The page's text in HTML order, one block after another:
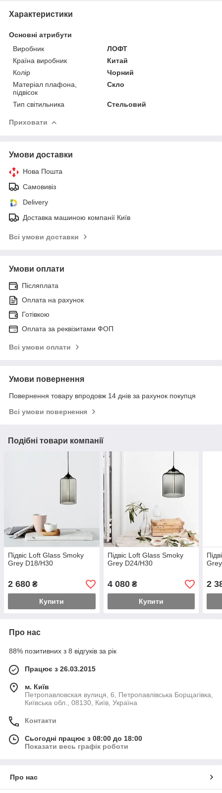
Характеристики
Основні атрибути
Виробник
ЛОФТ
Країна виробник
Китай
Колір
Чорний
Матеріал плафона,
підвісок
Скло
Тип світильника Стельовий
Приховати
Умови доставки
Нова Пошта
Самовивіз
Delivery
Доставка машиною компанії Київ
Всі умови доставки
Умови оплати
Післяплата
Оплата на рахунок
Готівкою
Оплата за реквізитами ФОП
Всі умови оплати
Умови повернення
Повернення товару впродовж 14 днів за рахунок покупця
Всі умови повернення
Подібні товари компанії
Підвіс Loft Glass Smoky
Grey D18/H30
2 680 ₴
Купити
Підвіс Loft Glass Smoky
Grey D24/H30
4 080₴
Купити
2
Про нас
88% позитивних з 8 відгуків за рік
Працює з 26.03.2015
м. Київ
Петропавловская вулиця, 6, Петропавлівська Борщагівка,
Київська обл., 08130, Київ, Україна
Контакти
Сьогодні працює з 08:00 до 18:00
Показати весь графік роботи
Про нас